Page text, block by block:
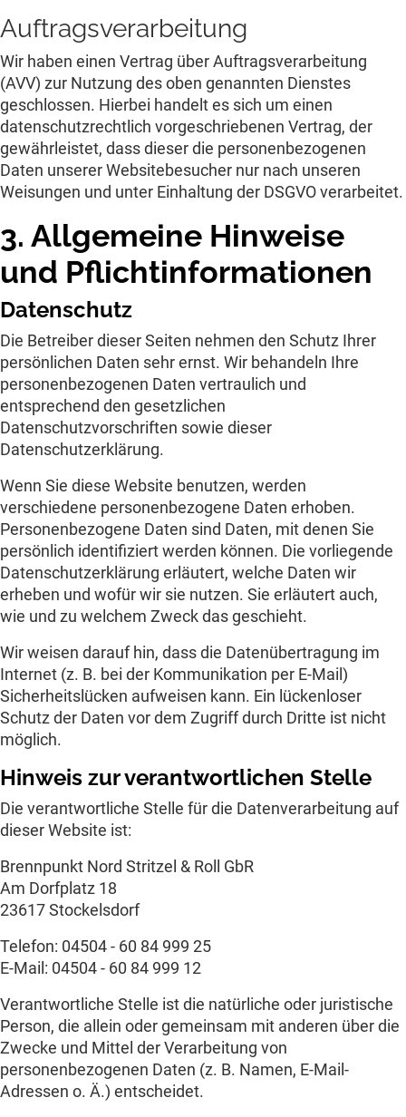
Auftragsverarbeitung
Wir haben einen Vertrag über Auftragsverarbeitung
(AVV) zur Nutzung des oben genannten Dienstes
geschlossen. Hierbei handelt es sich um einen
datenschutzrechtlich vorgeschriebenen Vertrag, der
gewährleistet, dass dieser die personenbezogenen
Daten unserer Websitebesucher nur nach unseren
Weisungen und unter Einhaltung der DSGVO verarbeitet.
3. Allgemeine Hinweise
und Pflicht­informationen
Datenschutz
Die Betreiber dieser Seiten nehmen den Schutz Ihrer
persönlichen Daten sehr ernst. Wir behandeln Ihre
personenbezogenen Daten vertraulich und
entsprechend den gesetzlichen
Datenschutzvorschriften sowie dieser
Datenschutzerklärung.
Wenn Sie diese Website benutzen, werden
verschiedene personenbezogene Daten erhoben.
Personenbezogene Daten sind Daten, mit denen Sie
persönlich identifiziert werden können. Die vorliegende
Datenschutzerklärung erläutert, welche Daten wir
erheben und wofür wir sie nutzen. Sie erläutert auch,
wie und zu welchem Zweck das geschieht.
Wir weisen darauf hin, dass die Datenübertragung im
Internet (z. B. bei der Kommunikation per E-Mail)
Sicherheitslücken aufweisen kann. Ein lückenloser
Schutz der Daten vor dem Zugriff durch Dritte ist nicht
möglich.
Hinweis zur verantwortlichen Stelle
Die verantwortliche Stelle für die Datenverarbeitung auf
dieser Website ist:
Brennpunkt Nord Stritzel & Roll GbR
Am Dorfplatz 18
23617 Stockelsdorf
Telefon: 04504 - 60 84 999 25
E-Mail: 04504 - 60 84 999 12
Verantwortliche Stelle ist die natürliche oder juristische
Person, die allein oder gemeinsam mit anderen über die
Zwecke und Mittel der Verarbeitung von
personenbezogenen Daten (z. B. Namen, E-Mail-
Adressen o. Ä.) entscheidet.